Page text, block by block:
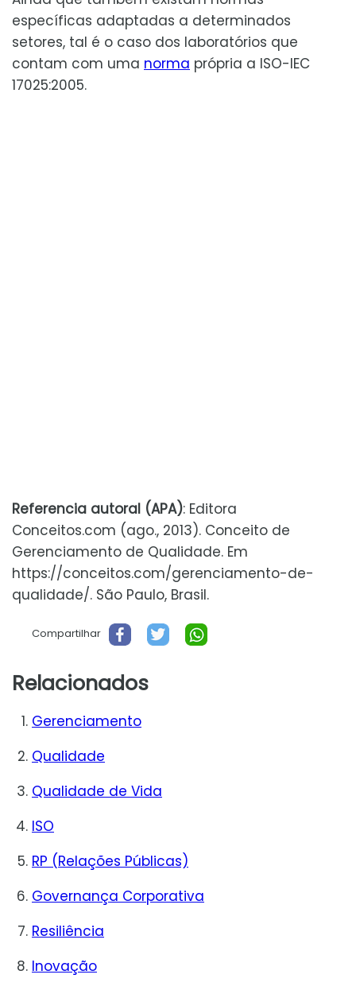
específicas adaptadas a determinados
setores, tal é o caso dos laboratórios que
contam com uma norma própria a ISO-IEC
17025:2005.
Referencia autoral (APA): Editora
Conceitos.com (ago., 2013). Conceito de
Gerenciamento de Qualidade. Em
https://conceitos.com/gerenciamento-de-
qualidade/. São Paulo, Brasil.
Compartilhar
Relacionados
Gerenciamento
Qualidade
Qualidade de Vida
ISO
RP (Relações Públicas)
Governança Corporativa
Resiliência
Inovação